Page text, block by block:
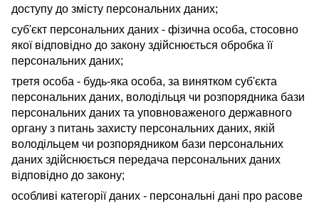
доступу до змісту персональних даних;
суб'єкт персональних даних - фізична особа, стосовно
якої відповідно до закону здійснюється обробка її
персональних даних;
третя особа - будь-яка особа, за винятком суб'єкта
персональних даних, володільця чи розпорядника бази
персональних даних та уповноваженого державного
органу з питань захисту персональних даних, якій
володільцем чи розпорядником бази персональних
даних здійснюється передача персональних даних
відповідно до закону;
особливі категорії даних - персональні дані про расове